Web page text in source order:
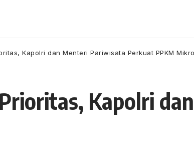
Kapolri dan Menteri Pariwisata Perkuat PPKM Mikro
Kapolri